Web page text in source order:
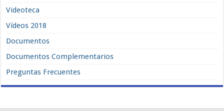
Videoteca
Vídeos 2018
Documentos
Documentos Complementarios
Preguntas Frecuentes